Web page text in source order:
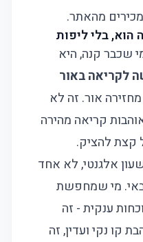
מהאתר.
הוא, בלי ליפות
שכבר קנה, היא
לקריאה באור
אור. זה לא
קריאה מהירה
קצת להציק.
אלגנטי, לא אחד
מי שמחפשת
ענקית - זה
קו נקי ועדין, זה